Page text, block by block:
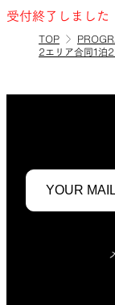
受付終了しました
TOP
2エリア合同1泊